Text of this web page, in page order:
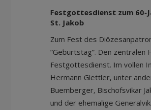
Festgottesdienst zum 60-
St. Jakob
Zum Fest des
“Geburtstag”. Den
Festgottesdienst. Im vollen
Hermann Glettler, unter
Buemberger, Bischofsvikar
und der ehemalige